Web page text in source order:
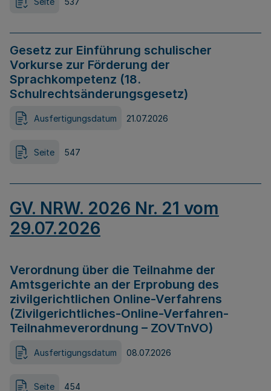
Gesetz zur Einführung schulischer
Vorkurse zur Förderung der
Sprachkompetenz (18.
Schulrechtsänderungsgesetz)
Ausfertigungsdatum 21.07.2026
Seite 547
GV. NRW. 2026 Nr. 21 vom
29.07.2026
Verordnung über die Teilnahme der
Amtsgerichte an der Erprobung des
zivilgerichtlichen Online-Verfahrens
(Zivilgerichtliches-Online-Verfahren-
Teilnahmeverordnung – ZOVTnVO)
Ausfertigungsdatum 08.07.2026
Seite 454